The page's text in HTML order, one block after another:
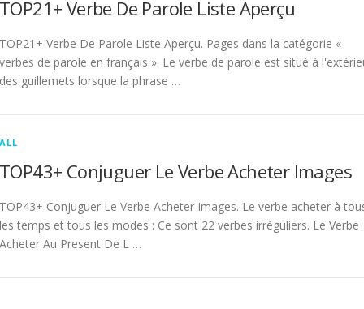
TOP21+ Verbe De Parole Liste Aperçu
TOP21+ Verbe De Parole Liste Aperçu. Pages dans la catégorie «
verbes de parole en français ». Le verbe de parole est situé à
des guillemets lorsque la phrase …
ALL
TOP43+ Conjuguer Le Verbe Acheter Images
TOP43+ Conjuguer Le Verbe Acheter Images. Le verbe acheter à
les temps et tous les modes : Ce sont 22 verbes irréguliers. Le Verbe
Acheter Au Present De L …